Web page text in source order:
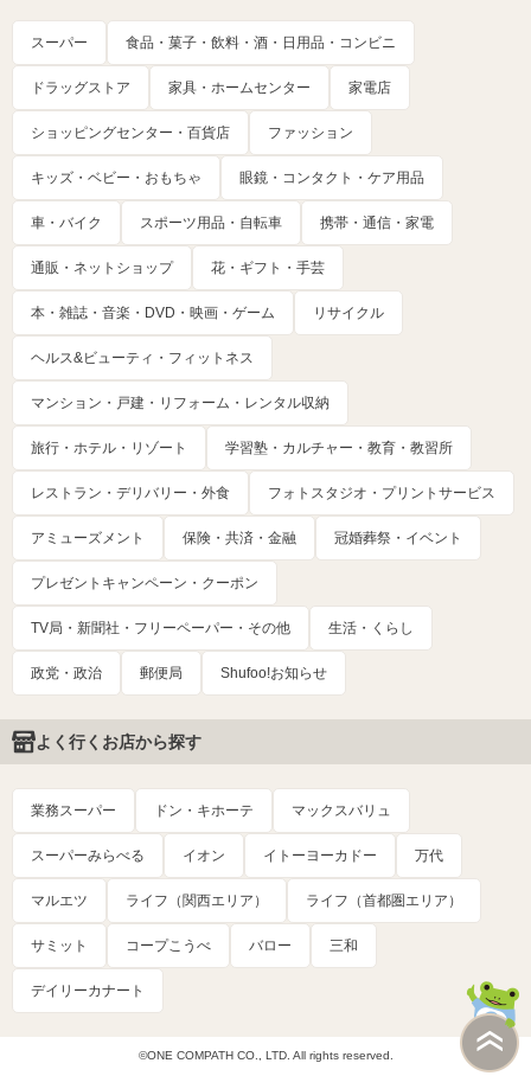
スーパー 食品・菓子・飲料・酒・日用品・コンビニ
ドラッグストア 家具・ホームセンター 家電店
ショッピングセンター・百貨店 ファッション
キッズ・ベビー・おもちゃ 眼鏡・コンタクト・ケア用品
車・バイク スポーツ用品・自転車 携帯・通信・家電
通販・ネットショップ 花・ギフト・手芸
本・雑誌・音楽・DVD・映画・ゲーム リサイクル
ヘルス&ビューティ・フィットネス
マンション・戸建・リフォーム・レンタル収納
旅行・ホテル・リゾート 学習塾・カルチャー・教育・教習所
レストラン・デリバリー・外食 フォトスタジオ・プリントサービス
アミューズメント 保険・共済・金融 冠婚葬祭・イベント
プレゼントキャンペーン・クーポン
TV局・新聞社・フリーペーパー・その他 生活・くらし
政党・政治 郵便局 Shufoo!お知らせ
よく行くお店から探す
業務スーパー ドン・キホーテ マックスバリュ
スーパーみらべる イオン イトーヨーカドー 万代
マルエツ ライフ（関西エリア） ライフ（首都圏エリア）
サミット コープこうべ バロー 三和
デイリーカナート
©ONE COMPATH CO., LTD. All rights reserved.